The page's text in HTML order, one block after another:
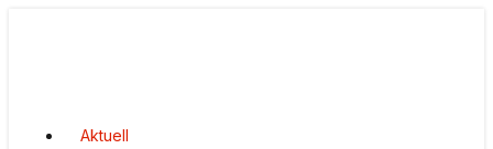
Aktuell